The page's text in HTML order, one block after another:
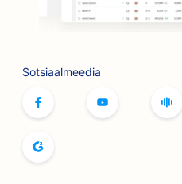
SEO lauamängude
SEO leivaküpsetiste jaoks
Sotsiaalmeedia